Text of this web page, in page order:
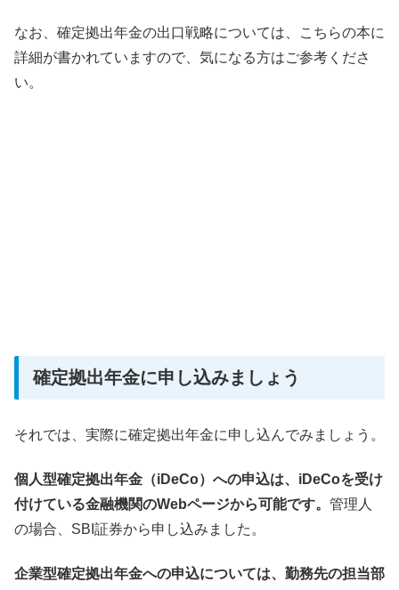
なお、確定拠出年金の出口戦略については、こちらの本に
詳細が書かれていますので、気になる方はご参考くださ
い。
確定拠出年金に申し込みましょう
それでは、実際に確定拠出年金に申し込んでみましょう。
個人型確定拠出年金（iDeCo）への申込は、iDeCoを受け
付けている金融機関のWebページから可能です。 管理人
の場合、SBI証券から申し込みました。
企業型確定拠出年金への申込については、勤務先の担当部